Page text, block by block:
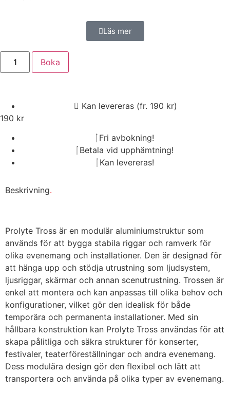
Läs mer
Boka
Kan levereras (fr. 190 kr)
190 kr
Fri avbokning!
Betala vid upphämtning!
Kan levereras!
Beskrivning.
Prolyte Tross är en modulär aluminiumstruktur som
används för att bygga stabila riggar och ramverk för
olika evenemang och installationer. Den är designad för
att hänga upp och stödja utrustning som ljudsystem,
ljusriggar, skärmar och annan scenutrustning. Trossen är
enkel att montera och kan anpassas till olika behov och
konfigurationer, vilket gör den idealisk för både
temporära och permanenta installationer. Med sin
hållbara konstruktion kan Prolyte Tross användas för att
skapa pålitliga och säkra strukturer för konserter,
festivaler, teaterföreställningar och andra evenemang.
Dess modulära design gör den flexibel och lätt att
transportera och använda på olika typer av evenemang.